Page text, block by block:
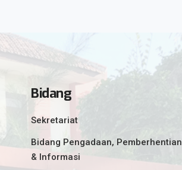
Bidang
Sekretariat
Bidang Pengadaan, Pemberhentian
& Informasi